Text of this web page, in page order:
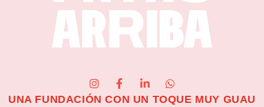
UNA FUNDACIÓN CON UN TOQUE MUY GUAU